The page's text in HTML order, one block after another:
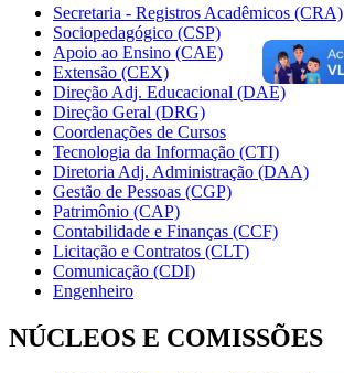
Secretaria - Registros Acadêmicos (CRA)
Sociopedagógico (CSP)
Apoio ao Ensino (CAE)
Extensão (CEX)
Direção Adj. Educacional (DAE)
Direção Geral (DRG)
Coordenações de Cursos
Tecnologia da Informação (CTI)
Diretoria Adj. Administração (DAA)
Gestão de Pessoas (CGP)
Patrimônio (CAP)
Contabilidade e Finanças (CCF)
Licitação e Contratos (CLT)
Comunicação (CDI)
Engenheiro
NÚCLEOS E COMISSÕES